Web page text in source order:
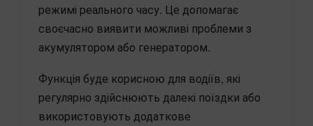
режимі реального часу. Це допомагає
своєчасно виявити можливі проблеми з
акумулятором або генератором.
Функція буде корисною для водіїв, які
регулярно здійснюють далекі поїздки або
використовують додаткове